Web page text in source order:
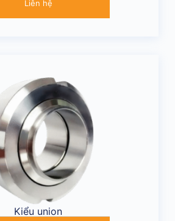
Liên hệ
Kiểu union